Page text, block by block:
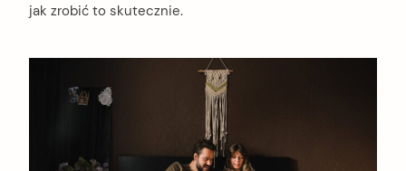
jak zrobić to skutecznie.